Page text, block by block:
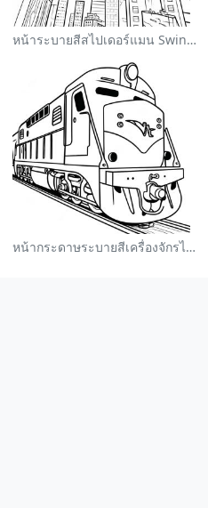
หน้าระบายสีสไปเดอร์แมน Swinging ผ่านเมือง
หน้ากระดาษระบายสีเครื่องจักรไอน้ำหลากสี